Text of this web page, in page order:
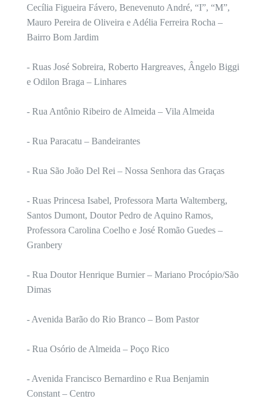
Cecília Figueira Fávero, Benevenuto André, “I”, “M”,
Mauro Pereira de Oliveira e Adélia Ferreira Rocha –
Bairro Bom Jardim
- Ruas José Sobreira, Roberto Hargreaves, Ângelo Biggi
e Odilon Braga – Linhares
- Rua Antônio Ribeiro de Almeida – Vila Almeida
- Rua Paracatu – Bandeirantes
- Rua São João Del Rei – Nossa Senhora das Graças
- Ruas Princesa Isabel, Professora Marta Waltemberg,
Santos Dumont, Doutor Pedro de Aquino Ramos,
Professora Carolina Coelho e José Romão Guedes –
Granbery
- Rua Doutor Henrique Burnier – Mariano Procópio/São
Dimas
- Avenida Barão do Rio Branco – Bom Pastor
- Rua Osório de Almeida – Poço Rico
- Avenida Francisco Bernardino e Rua Benjamin
Constant – Centro